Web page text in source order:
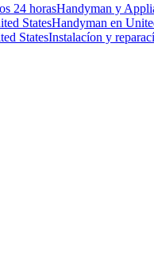
24 horasHandyman y
StatesHandyman en
StatesInstalacíon y